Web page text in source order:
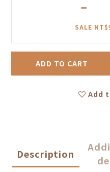
SALE
ADD TO CART
Add
Description